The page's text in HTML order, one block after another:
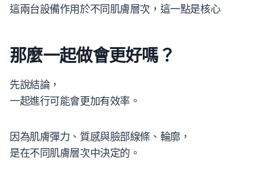
這兩台設備作用於不同肌膚層次，這一點是核心
那麼一起做會更好嗎？
先說結論，
一起進行可能會更加有效率。
因為肌膚彈力、質感與臉部線條、輪廓，
是在不同肌膚層次中決定的。